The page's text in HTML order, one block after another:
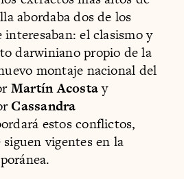
abordaba dos de los
interesaban: el clasismo y
darwiniano propio de la
montaje nacional del
Martín Acostay
Cassandra
estos conflictos,
vigentes en la